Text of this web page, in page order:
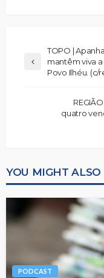
TOPO |
mantêm viva
Povo Ilhéu.
quatro
YOU MIGHT ALSO
PODCAST